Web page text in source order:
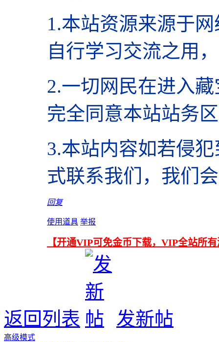
1.本站资源来源于
自行学习交流之用
2.一切网民在进入
完全同意本站站务
3.本站内容如若侵
式联系我们，我们
回复
使用道具 举报
【开通VIP可免金币下载，VIP全站所
返回列表 发新帖
高级模式